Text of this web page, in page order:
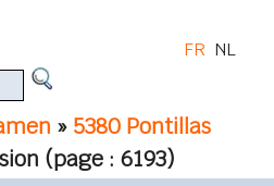
» 5380 Pontillas
(page : 6193)
FR NL